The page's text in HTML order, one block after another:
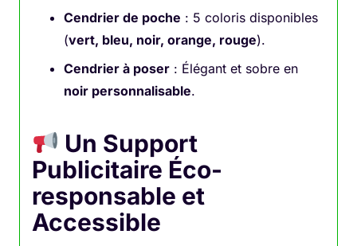
Cendrier de poche : 5 coloris disponibles
(vert, bleu, noir, orange, rouge).
Cendrier à poser : Élégant et sobre en
noir personnalisable.
Un Support
Publicitaire Éco-
responsable et
Accessible